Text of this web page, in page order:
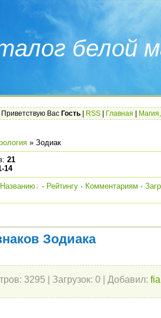
белой
Приветствую Вас Гость RSS Главная
» Зодиак
: 21
14
Названию · Рейтингу · Комментариям ·
Зодиака
3295 Загрузок: 0 Добавил: